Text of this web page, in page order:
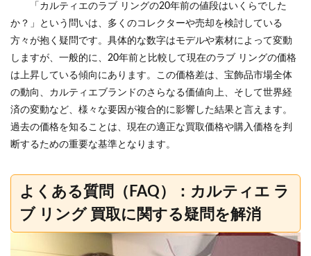
「カルティエのラブ リングの20年前の値段はいくらでした
か？」という問いは、多くのコレクターや売却を検討している
方々が抱く疑問です。具体的な数字はモデルや素材によって変動
しますが、一般的に、20年前と比較して現在のラブ リングの価格
は上昇している傾向にあります。この価格差は、宝飾品市場全体
の動向、カルティエブランドのさらなる価値向上、そして世界経
済の変動など、様々な要因が複合的に影響した結果と言えます。
過去の価格を知ることは、現在の適正な買取価格や購入価格を判
断するための重要な基準となります。
よくある質問（FAQ）：カルティエ ラ
ブ リング 買取に関する疑問を解消